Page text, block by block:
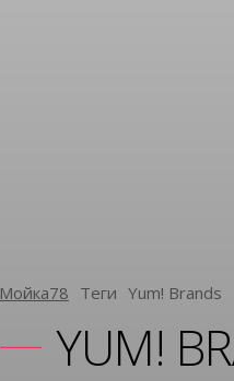
Мойка78 Теги Yum! Brands
YUM!